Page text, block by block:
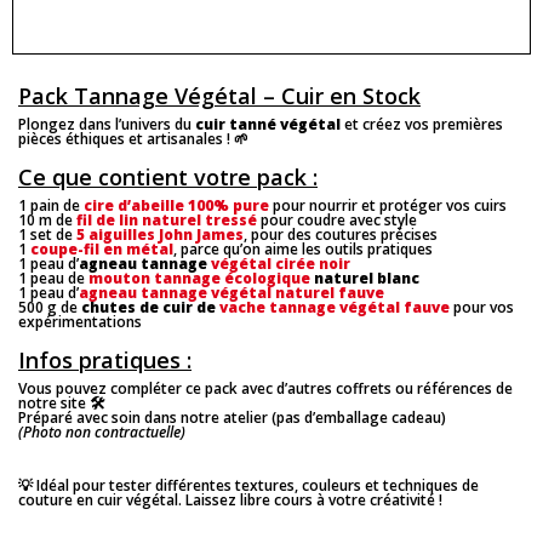
Pack Tannage Végétal – Cuir en Stock
Plongez dans l’univers du cuir tanné végétalet créez vos premières
pièces éthiques et artisanales ! 🌱
Ce que contient votre pack :
1 pain de cire d’abeille 100% purepour nourrir et protéger vos cuirs
10 m defil de lin naturel tressépour coudre avec style
1 set de5 aiguilles John James, pour des coutures précises
1 coupe-fil en métal, parce qu’on aime les outils pratiques
1 peau d’agneau tannagevégétal cirée noir
1 peau demouton tannage écologique naturel blanc
1 peau d’agneau tannage végétal naturel fauve
500 g de chutes de cuir devache tannage végétal fauvepour vos
expérimentations
Infos pratiques :
Vous pouvez compléter ce pack avec d’autres coffrets ou références de
notre site 🛠️
Préparé avec soin dans notre atelier (pas d’emballage cadeau)
(Photo non contractuelle)
💡 Idéal pour tester différentes textures, couleurs et techniques de
couture en cuir végétal. Laissez libre cours à votre créativité !